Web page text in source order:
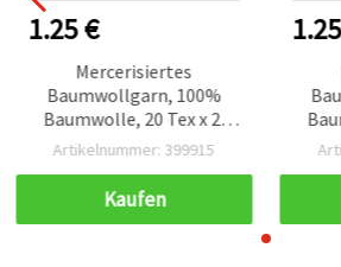
1.25 €
Mercerisiertes
Baumwollgarn, 100%
Baumwolle, 20 Tex x 2,
Hellblau - 1000 m
Artikelnummer: 399915
Kaufen